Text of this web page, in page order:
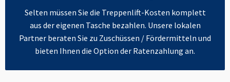
Selten müssen Sie die Treppenlift-Kosten komplett
aus der eigenen Tasche bezahlen. Unsere lokalen
Partner beraten Sie zu Zuschüssen / Fördermitteln und
bieten Ihnen die Option der Ratenzahlung an.